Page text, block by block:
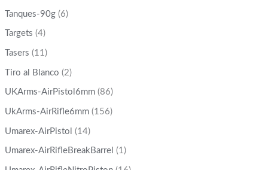
Tanques-90g (6)
Targets (4)
Tasers (11)
Tiro al Blanco (2)
UKArms-AirPistol6mm (86)
UkArms-AirRifle6mm (156)
Umarex-AirPistol (14)
Umarex-AirRifleBreakBarrel (1)